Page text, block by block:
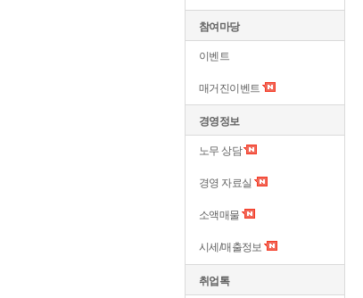
참여마당
이벤트
매거진이벤트
경영정보
노무 상담
경영 자료실
소액매물
시세/매출정보
취업톡